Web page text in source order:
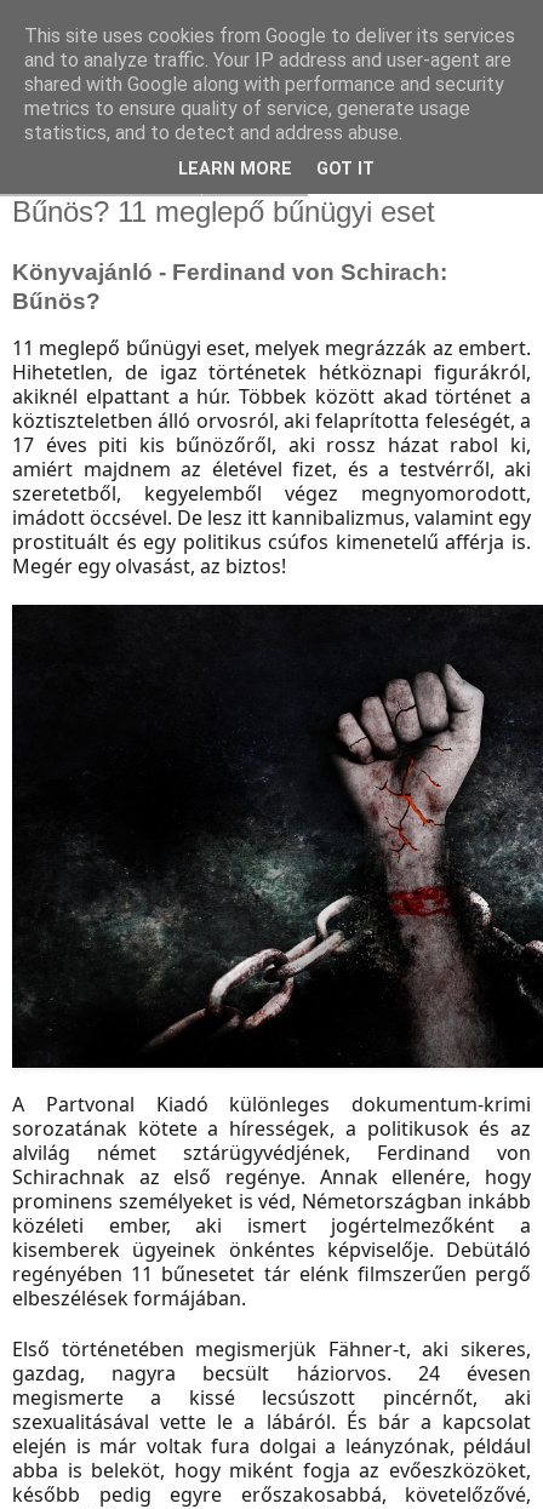
Bűnös? 11 meglepő bűnügyi eset
Könyvajánló - Ferdinand von Schirach:
Bűnös?
11 meglepő bűnügyi eset, melyek megrázzák az embert.
Hihetetlen, de igaz történetek hétköznapi figurákról,
akiknél elpattant a húr. Többek között akad történet a
köztiszteletben álló orvosról, aki felaprította feleségét, a
17 éves piti kis bűnözőről, aki rossz házat rabol ki,
amiért majdnem az életével fizet, és a testvérről, aki
szeretetből, kegyelemből végez megnyomorodott,
imádott öccsével. De lesz itt kannibalizmus, valamint egy
prostituált és egy politikus csúfos kimenetelű afférja is.
Megér egy olvasást, az biztos!
A Partvonal Kiadó különleges dokumentum-krimi
sorozatának kötete a hírességek, a politikusok és az
alvilág német sztárügyvédjének, Ferdinand von
Schirachnak az első regénye. Annak ellenére, hogy
prominens személyeket is véd, Németországban inkább
közéleti ember, aki ismert jogértelmezőként a
kisemberek ügyeinek önkéntes képviselője. Debütáló
regényében 11 bűnesetet tár elénk filmszerűen pergő
elbeszélések formájában.
Első történetében megismerjük Fähner-t, aki sikeres,
gazdag, nagyra becsült háziorvos. 24 évesen
megismerte a kissé lecsúszott pincérnőt, aki
szexualitásával vette le a lábáról. És bár a kapcsolat
elején is már voltak fura dolgai a leányzónak, például
abba is beleköt, hogy miként fogja az evőeszközöket,
később pedig egyre erőszakosabbá, követelőzővé,
This site uses cookies from Google to deliver its services
and to analyze traffic. Your IP address and user-agent are
shared with Google along with performance and security
metrics to ensure quality of service, generate usage
statistics, and to detect and address abuse.
LEARN MORE GOT IT